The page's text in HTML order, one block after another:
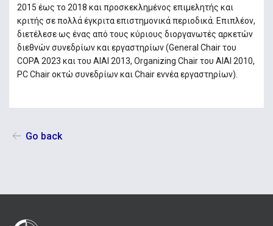
2015 έως το 2018 και προσκεκλημένος επιμελητής και
κριτής σε πολλά έγκριτα επιστημονικά περιοδικά. Επιπλέον,
διετέλεσε ως ένας από τους κύριους διοργανωτές αρκετών
διεθνών συνεδρίων και εργαστηρίων (General Chair του
COPA 2023 και του AIAI 2013, Organizing Chair του AIAI 2010,
PC Chair οκτώ συνεδρίων και Chair εννέα εργαστηρίων).
Go back